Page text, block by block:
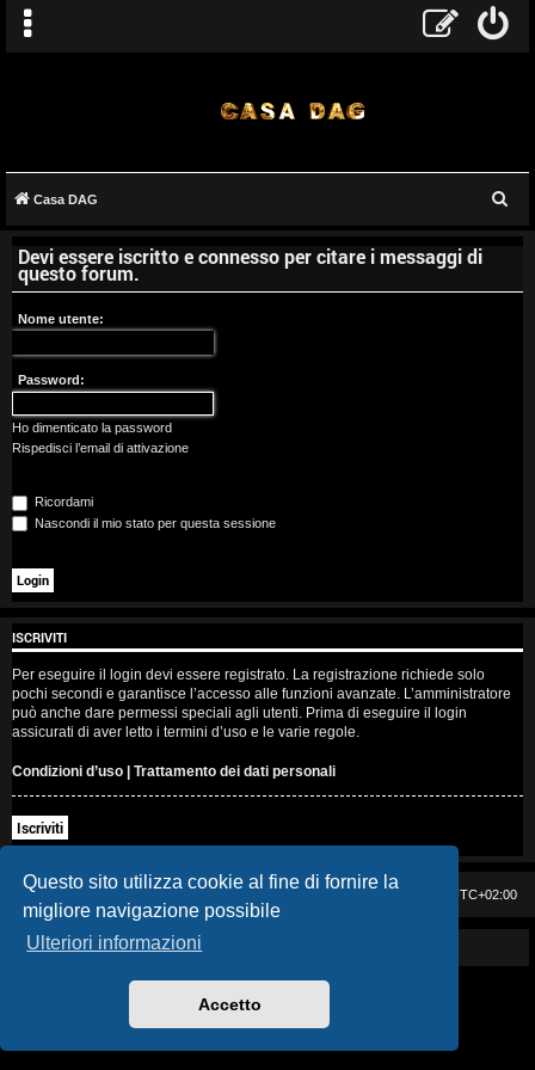
Questo sito utilizza cookie al fine di fornire la
migliore navigazione possibile
Ulteriori informazioni
Accetto
r
g
o
m
e
t
s
e
n
z
a
r
i
s
p
o
t
Casa DAG
Devi essere iscritto e connesso per citare i messaggi di
questo forum.
Nome utente:
Password:
Ho dimenticato la password
Rispedisci l’email di attivazione
Ricordami
Nascondi il mio stato per questa sessione
ISCRIVITI
Per eseguire il login devi essere registrato. La registrazione richiede solo
pochi secondi e garantisce l’accesso alle funzioni avanzate. L’amministratore
può anche dare permessi speciali agli utenti. Prima di eseguire il login
assicurati di aver letto i termini d’uso e le varie regole.
Condizioni d’uso | Trattamento dei dati personali
Iscriviti
Casa DAG UTC+02:00
Powered by GIGI D'AGOSTINO